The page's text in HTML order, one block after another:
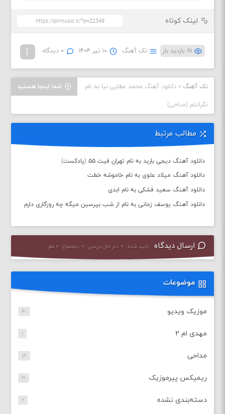
لینک کوتاه
۸۱ بازدید بار تک آهنگ ۱۰ تیر ۱۴۰۴ ۰ دیدگاه
شما اینجا هستید تک آهنگ »دانلود آهنگ محمد عطایی نیا به نام
نگرانتم (مداحی)
مطالب مرتبط
دانلود آهنگ دیجی باربد به نام تهران فیت ۵۵ (پادکست)
دانلود آهنگ میلاد علوی به نام خاموشه خطت
دانلود آهنگ سعید فشکی به نام ابدی
دانلود آهنگ یوسف زمانی به نام از شب بپرسین میگه چه روزگاری دارم
ارسال دیدگاه تایید شده : ۰ ، در حال بررسی : ۰ ، مجموع : ۰ نظر
موضوعات
موزیک ویدیو ۴۱
مهدی ام ۲ ۱
مداحی ۱۳
ریمیکس پیرموزیک ۲۱
دسته‌بندی نشده ۲